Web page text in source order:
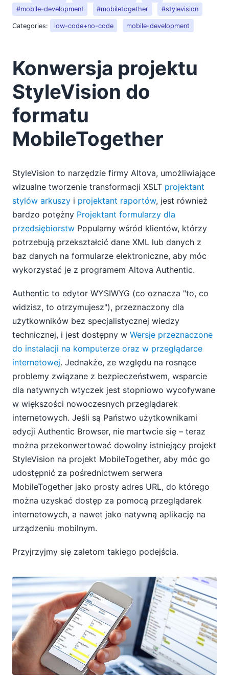
#mobile-development #mobiletogether #stylevision
Categories: low-code+no-code mobile-development
Konwersja projektu
StyleVision do
formatu
MobileTogether
StyleVision to narzędzie firmy Altova, umożliwiające
wizualne tworzenie transformacji XSLT projektant
stylów arkuszy i projektant raportów, jest również
bardzo potężny Projektant formularzy dla
przedsiębiorstw Popularny wśród klientów, którzy
potrzebują przekształcić dane XML lub danych z
baz danych na formularze elektroniczne, aby móc
wykorzystać je z programem Altova Authentic.
Authentic to edytor WYSIWYG (co oznacza "to, co
widzisz, to otrzymujesz"), przeznaczony dla
użytkowników bez specjalistycznej wiedzy
technicznej, i jest dostępny w Wersje przeznaczone
do instalacji na komputerze oraz w przeglądarce
internetowej. Jednakże, ze względu na rosnące
problemy związane z bezpieczeństwem, wsparcie
dla natywnych wtyczek jest stopniowo wycofywane
w większości nowoczesnych przeglądarek
internetowych. Jeśli są Państwo użytkownikami
edycji Authentic Browser, nie martwcie się – teraz
można przekonwertować dowolny istniejący projekt
StyleVision na projekt MobileTogether, aby móc go
udostępnić za pośrednictwem serwera
MobileTogether jako prosty adres URL, do którego
można uzyskać dostęp za pomocą przeglądarek
internetowych, a nawet jako natywną aplikację na
urządzeniu mobilnym.
Przyjrzyjmy się zaletom takiego podejścia.